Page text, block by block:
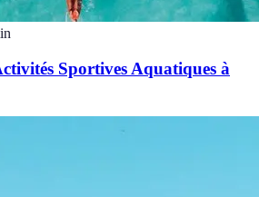
Sportives Aquatiques à